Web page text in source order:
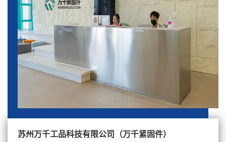
苏州万千工品科技有限公司（万千紧固件）